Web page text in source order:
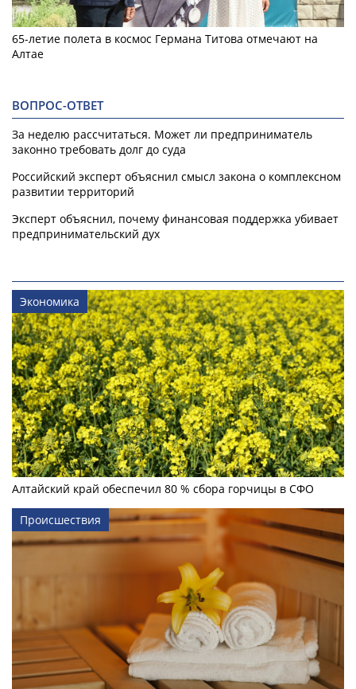
65-летие полета в космос Германа Титова отмечают на
Алтае
ВОПРОС-ОТВЕТ
За неделю рассчитаться. Может ли предприниматель
законно требовать долг до суда
Российский эксперт объяснил смысл закона о комплексном
развитии территорий
Эксперт объяснил, почему финансовая поддержка убивает
предпринимательский дух
Экономика
Алтайский край обеспечил 80 % сбора горчицы в СФО
Происшествия